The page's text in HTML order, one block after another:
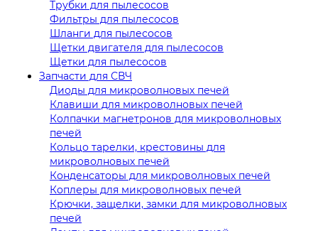
Трубки для пылесосов
Фильтры для пылесосов
Шланги для пылесосов
Щетки двигателя для пылесосов
Щетки для пылесосов
Запчасти для СВЧ
Диоды для микроволновых печей
Клавиши для микроволновых печей
Колпачки магнетронов для микроволновых
печей
Кольцо тарелки, крестовины для
микроволновых печей
Конденсаторы для микроволновых печей
Коплеры для микроволновых печей
Крючки, защелки, замки для микроволновых
печей